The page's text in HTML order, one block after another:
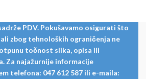
PDV. Pokušavamo osigurati što
zbog tehnoloških ograničenja ne
točnost slika, opisa ili
Za najažurnije informacije
telefona: 047 612 587 ili e-maila: